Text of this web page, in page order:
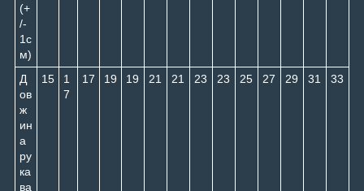
(+
/-
1с
м)
Д
ов
ж
ин
а
ру
ка
ва
15
1
7
17 19 19 21 21 23 23 25 27 29 31 33